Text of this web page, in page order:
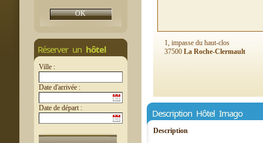
Réserver un hôtel
Ville :
Date d'arrivée :
Date de départ :
1, impasse du haut-clos
37500 La Roche-Clermault
Description Hôtel Imago
Description